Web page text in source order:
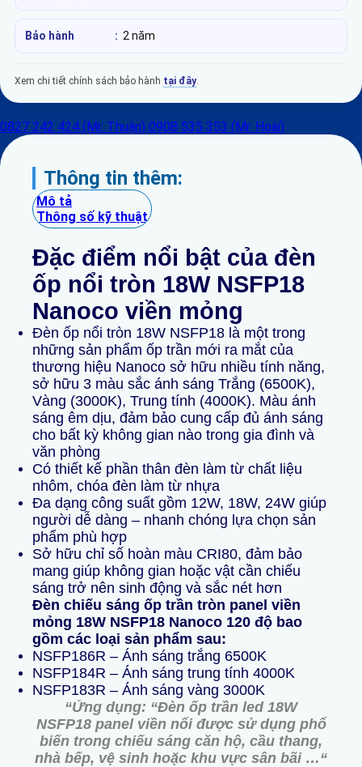
Bảo hành : 2 năm
Xem chi tiết chính sách bảo hành tại đây.
0827 242 424 (Mr. Thuận) 0908 535 353 (Mr. Hoài)
Thông tin thêm:
Mô tả
Thông số kỹ thuật
Đặc điểm nổi bật của đèn
ốp nổi tròn 18W NSFP18
Nanoco viền mỏng
Đèn ốp nổi tròn 18W NSFP18 là một trong
những sản phẩm ốp trần mới ra mắt của
thương hiệu Nanoco sở hữu nhiều tính năng,
sở hữu 3 màu sắc ánh sáng Trắng (6500K),
Vàng (3000K), Trung tính (4000K). Màu ánh
sáng êm dịu, đảm bảo cung cấp đủ ánh sáng
cho bất kỳ không gian nào trong gia đình và
văn phòng
Có thiết kế phần thân đèn làm từ chất liệu
nhôm, chóa đèn làm từ nhựa
Đa dạng công suất gồm 12W, 18W, 24W giúp
người dễ dàng – nhanh chóng lựa chọn sản
phẩm phù hợp
Sở hữu chỉ số hoàn màu CRI80, đảm bảo
mang giúp không gian hoặc vật cần chiếu
sáng trở nên sinh động và sắc nét hơn
Đèn chiếu sáng ốp trần tròn panel viền
mỏng 18W NSFP18 Nanoco 120 độ bao
gồm các loại sản phẩm sau:
NSFP186R – Ánh sáng trắng 6500K
NSFP184R – Ánh sáng trung tính 4000K
NSFP183R – Ánh sáng vàng 3000K
“Ứng dụng: “Đèn ốp trần led 18W
NSFP18panel viền nổi được sử dụng phổ
biến trong chiếu sáng căn hộ, cầu thang,
nhà bếp, vệ sinh hoặc khu vực sân bãi …“